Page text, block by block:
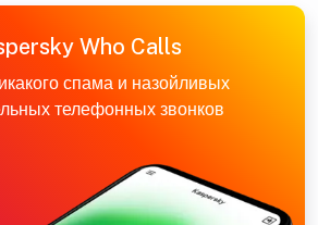
Who Calls
спама и назойливых
телефонных звонков